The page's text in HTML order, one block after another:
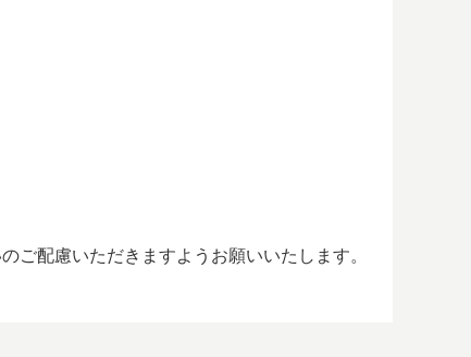
ご配慮いただきますようお願いいたします。